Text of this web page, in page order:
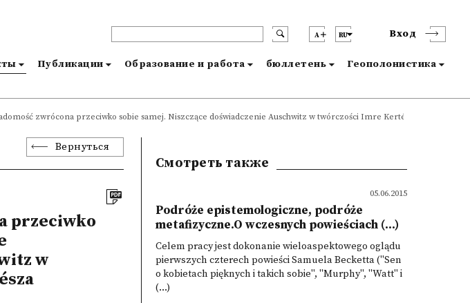
A RU Вход
Публикации Образование и работа бюллетень Геополонистика
zwrócona przeciwko sobie samej. Niszczące doświadczenie Auschwitz w twórczości Imre Kertésza
Вернуться
przeciwko
w
Смотреть также
05.06.2015
Podróże epistemologiczne, podróże
metafizyczne.O wczesnych powieściach (...)
Celem pracy jest dokonanie wieloaspektowego oglądu
pierwszych czterech powieści Samuela Becketta ("Sen
o kobietach pięknych i takich sobie", "Murphy", "Watt" i
(...)